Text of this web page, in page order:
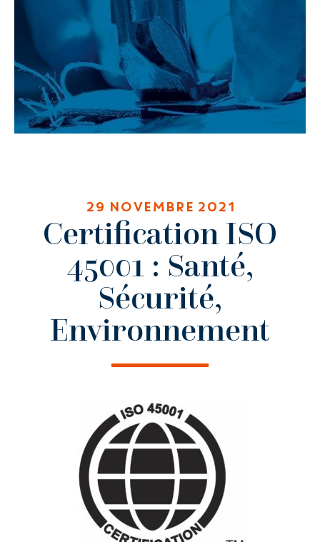
29 NOVEMBRE 2021
Certification ISO
45001 : Santé,
Sécurité,
Environnement